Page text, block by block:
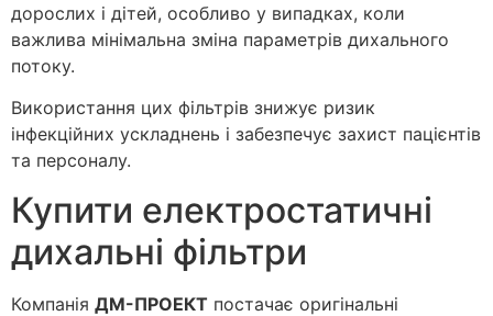
дорослих і дітей, особливо у випадках, коли
важлива мінімальна зміна параметрів дихального
потоку.
Використання цих фільтрів знижує ризик
інфекційних ускладнень і забезпечує захист пацієнтів
та персоналу.
Купити електростатичні
дихальні фільтри
Компанія ДМ-ПРОЕКТ постачає оригінальні